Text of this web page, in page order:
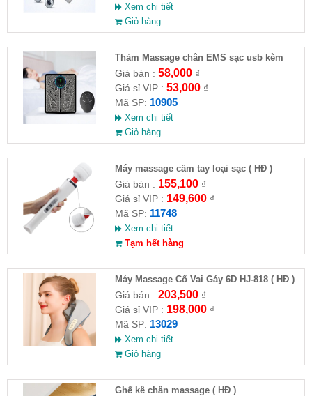
Xem chi tiết
Giỏ hàng
Thảm Massage chân EMS sạc usb kèm
remote
Giá bán : 58,000₫
Giá sỉ VIP : 53,000₫
Mã SP: 10905
Xem chi tiết
Giỏ hàng
Máy massage cầm tay loại sạc ( HĐ )
Giá bán : 155,100₫
Giá sỉ VIP : 149,600₫
Mã SP: 11748
Xem chi tiết
Tạm hết hàng
Máy Massage Cổ Vai Gáy 6D HJ-818 ( HĐ )
Giá bán : 203,500₫
Giá sỉ VIP : 198,000₫
Mã SP: 13029
Xem chi tiết
Giỏ hàng
Ghế kê chân massage ( HĐ )